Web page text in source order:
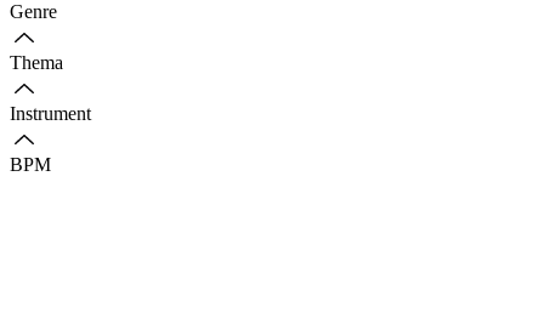
Genre
Thema
Instrument
BPM